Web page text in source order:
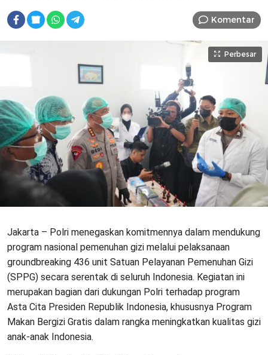
Komentar
Perbesar
Jakarta – Polri menegaskan komitmennya dalam mendukung
program nasional pemenuhan gizi melalui pelaksanaan
groundbreaking 436 unit Satuan Pelayanan Pemenuhan Gizi
(SPPG) secara serentak di seluruh Indonesia. Kegiatan ini
merupakan bagian dari dukungan Polri terhadap program
Asta Cita Presiden Republik Indonesia, khususnya Program
Makan Bergizi Gratis dalam rangka meningkatkan kualitas gizi
anak-anak Indonesia.